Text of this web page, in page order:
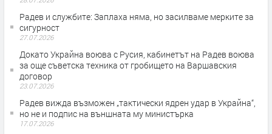
Радев и службите: Заплаха няма, но засилваме мерките за
сигурност
27.07.2026
Докато Украйна воюва с Русия, кабинетът на Радев воюва
за още съветска техника от гробището на Варшавския
договор
23.07.2026
Радев вижда възможен „тактически ядрен удар в Украйна“,
но не и подпис на външната му министърка
17.07.2026